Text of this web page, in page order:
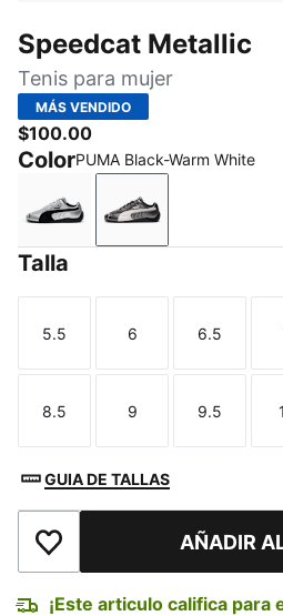
Speedcat Metallic
Tenis para mujer
MÁS VENDIDO
$100.00
ColorPUMA Black-Warm White
PUMA Silver-PUMA Black
PUMA Black-
Talla
Talla
5.5
Talla
6
Talla
6.5
Talla
8.5
Talla
9
Talla
9.5
GUIA DE TALLAS
Añadir a la lista de deseos
AÑADIR
¡Este articulo califica para